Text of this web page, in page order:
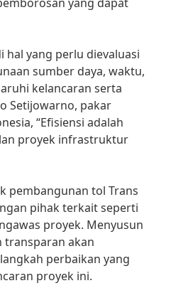
hal yang perlu dievaluasi
sumber daya, waktu,
kelancaran serta
Setijowarno, pakar
“Efisiensi adalah
proyek infrastruktur
pembangunan tol Trans
pihak terkait seperti
proyek. Menyusun
transparan akan
perbaikan yang
proyek ini.